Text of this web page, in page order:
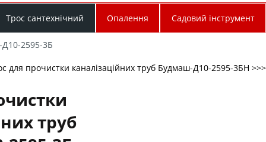
Трос сантехнічний Опалення Садовий інструмент
Д10-2595-3Б
для прочистки каналізаційних труб Будмаш-Д10-2595-3БН >>>
труб